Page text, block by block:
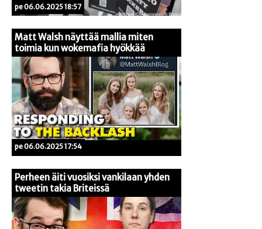
pe 06.06.2025 18:57
Matt Walsh näyttää mallia miten
toimia kun wokemafia hyökkää
pe 06.06.2025 17:54
Perheen äiti vuosiksi vankilaan yhden
tweetin takia Briteissä